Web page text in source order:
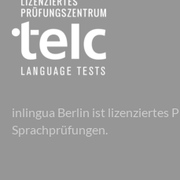
inlingua Berlin ist lizenziertes
Sprachprüfungen.